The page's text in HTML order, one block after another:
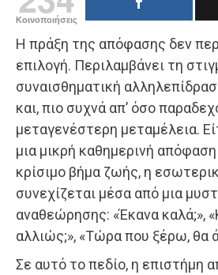
Κοινοποιήσεις
Η πράξη της απόφασης δεν
επιλογή. Περιλαμβάνει τη
συναισθηματική
και, πιο συχνά απ’ όσο
μεταγενέστερη μεταμέλεια.
μια μικρή καθημερινή απόφαση
κρίσιμο βήμα ζωής, η
συνεχίζεται μέσα από μια
αναθεώρησης: «Έκανα καλά;»,
αλλιώς;», «Τώρα που ξέρω, θα
Σε αυτό το πεδίο, η επιστήμη